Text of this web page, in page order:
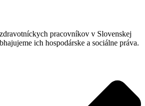
pracovníkov v Slovenskej
ich hospodárske a sociálne práva.